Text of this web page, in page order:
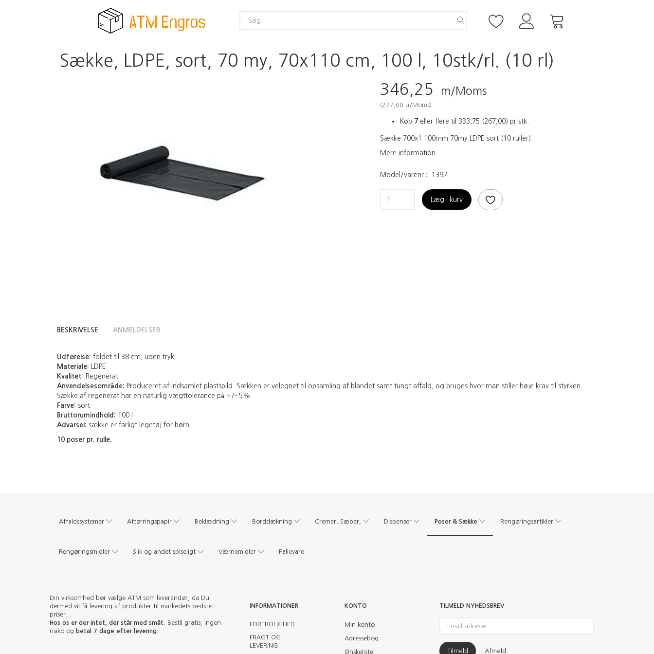
Sække, LDPE, sort, 70 my, 70x110 cm, 100 l, 10stk/rl. (10 rl)
346,25 m/Moms
(277,00 u/Moms)
Køb 7 eller flere til333,75 (267,00) pr stk.
Sække 700x1.100mm 70my LDPE sort (10 ruller)
Mere information
Model/varenr.: 1397
Læg i kurv
BESKRIVELSE ANMELDELSER
Udførelse: foldet til 38 cm, uden tryk
Materiale: LDPE
Kvalitet: Regenerat
Anvendelsesområde: Produceret af indsamlet plastspild. Sækken er velegnet til opsamling af blandet samt tungt affald, og bruges hvor man stiller høje krav til styrken.
Sække af regenerat har en naturlig vægttolerance på +/- 5%.
Farve: sort
Bruttorumindhold: 100 l
Advarsel: sække er farligt legetøj for børn
10 poser pr. rulle.
Affaldssystemer Aftørringspapir Beklædning Borddækning Cremer, Sæber, Dispenser Poser & Sække Rengøringsartikler
Rengøringsmidler Slik og andet spiseligt Værnemidler Pallevare
Din virksomhed bør vælge ATM som leverandør, da Du
dermed vil få levering af produkter til markedets bedste
priser.
Hos os er der intet, der står med småt . Bestil gratis, ingen
risiko og betal 7 dage efter levering
INFORMATIONER
FORTROLIGHED
FRAGT OG
LEVERING
KONTO
Min konto
Adressebog
Ønskeliste
TILMELD NYHEDSBREV
adresse
Tilmeld Afmeld